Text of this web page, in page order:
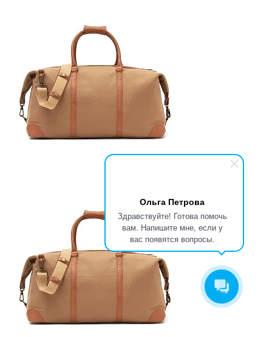
Ольга Петрова
Здравствуйте! Готова помочь
вам. Напишите мне, если у
вас появятся вопросы.